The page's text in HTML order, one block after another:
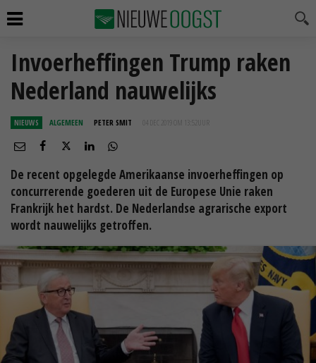
Invoerheffingen Trump raken
Nederland nauwelijks
NIEUWS ALGEMEEN PETER SMIT 04 DEC 2019 OM 13:52
De recent opgelegde Amerikaanse invoerheffingen op
concurrerende goederen uit de Europese Unie raken
Frankrijk het hardst. De Nederlandse agrarische export
wordt nauwelijks getroffen.